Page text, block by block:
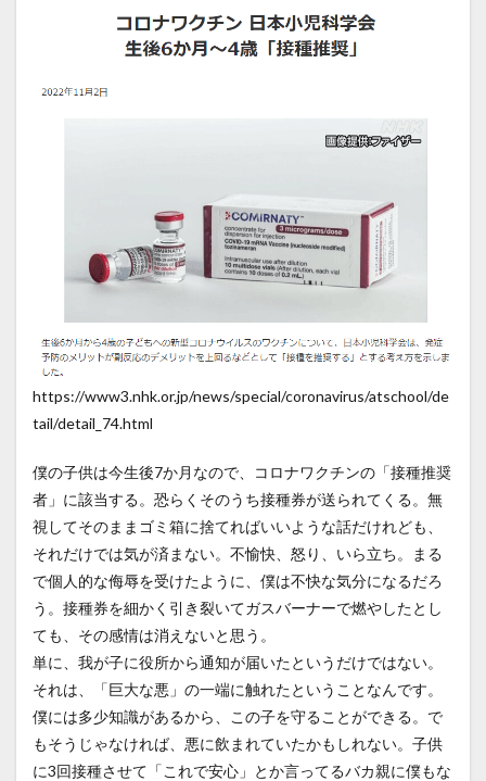
https://www3.nhk.or.jp/news/special/coronavirus/atschool/de
tail/detail_74.html
僕の子供は今生後7か月なので、コロナワクチンの「接種推奨
者」に該当する。恐らくそのうち接種券が送られてくる。無
視してそのままゴミ箱に捨てればいいような話だけれども、
それだけでは気が済まない。不愉快、怒り、いら立ち。まる
で個人的な侮辱を受けたように、僕は不快な気分になるだろ
う。接種券を細かく引き裂いてガスバーナーで燃やしたとし
ても、その感情は消えないと思う。
単に、我が子に役所から通知が届いたというだけではない。
それは、「巨大な悪」の一端に触れたということなんです。
僕には多少知識があるから、この子を守ることができる。で
もそうじゃなければ、悪に飲まれていたかもしれない。子供
に3回接種させて「これで安心」とか言ってるバカ親に僕もな